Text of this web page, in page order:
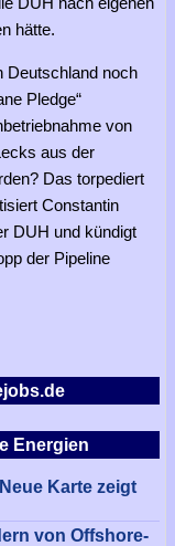
hätte.
Deutschland noch
Pledge“
von
aus der
Das torpediert
Constantin
DUH und kündigt
der Pipeline
Energien
Karte zeigt
von Offshore-